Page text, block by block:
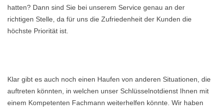
hatten? Dann sind Sie bei unserem Service genau an der
richtigen Stelle, da für uns die Zufriedenheit der Kunden die
höchste Priorität ist.
Klar gibt es auch noch einen Haufen von anderen Situationen, die
auftreten könnten, in welchen unser Schlüsselnotdienst Ihnen mit
einem Kompetenten Fachmann weiterhelfen könnte. Wir haben